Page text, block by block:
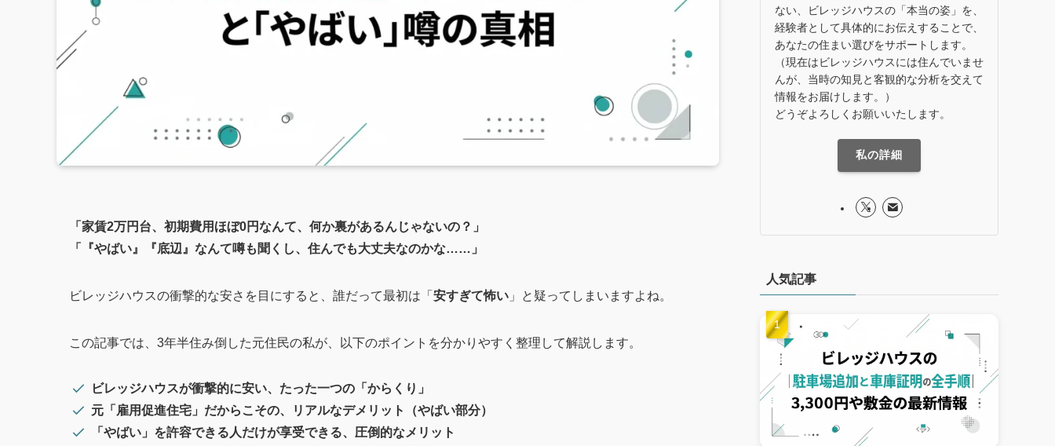
「家賃2万円台、初期費用ほぼ0円なんて、何か裏があるんじゃないの？」
「『やばい』『底辺』なんて噂も聞くし、住んでも大丈夫なのかな……」
ビレッジハウスの衝撃的な安さを目にすると、誰だって最初は「 安すぎて怖い 」と疑ってしまいますよね。
この記事では、3年半住み倒した元住民の私が、以下のポイントを分かりやすく整理して解説します。
ビレッジハウスが衝撃的に安い、たった一つの「からくり」
元「雇用促進住宅」だからこその、リアルなデメリット（やばい部分）
「やばい」を許容できる人だけが享受できる、圧倒的なメリット
ない、ビレッジハウスの「本当の姿」を、
経験者として具体的にお伝えすることで、
あなたの住まい選びをサポートします。
（現在はビレッジハウスには住んでいませ
んが、当時の知見と客観的な分析を交えて
情報をお届けします。）
どうぞよろしくお願いいたします。
私の詳細
人気記事